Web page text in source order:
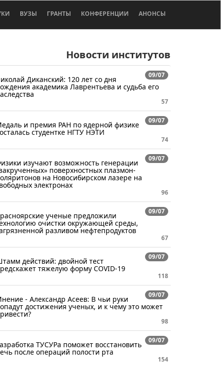
ВУЗЫ ГРАНТЫ КОНФЕРЕНЦИИ АНОНСЫ
Новости институтов
09/07
Диканский: 120 лет со дня
академика Лаврентьева и судьба его
57
09/07
и премия РАН по ядерной физике
студентке НГТУ НЭТИ
74
09/07
изучают возможность генерации
поверхностных плазмон-
на Новосибирском лазере на
электронах
96
09/07
ученые предложили
очистки окружающей среды,
разливом нефтепродуктов
67
09/07
действий: двойной тест
тяжелую форму COVID-19
118
09/07
- Александр Асеев: В чьи руки
достижения ученых, и к чему это может
98
09/07
ТУСУРа поможет восстановить
после операций полости рта
154